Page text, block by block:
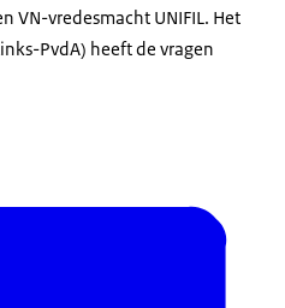
VN-vredesmacht UNIFIL. Het
PvdA) heeft de vragen